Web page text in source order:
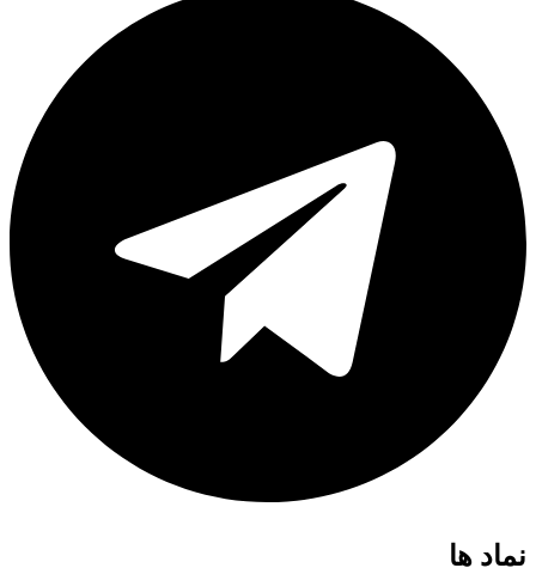
نماد ها